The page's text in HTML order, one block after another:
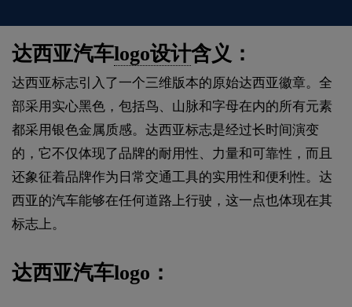
达西亚汽车logo设计含义：
达西亚标志引入了一个三维版本的原始达西亚徽章。全
部采用实心黑色，包括鸟、山脉和字母在内的所有元素
都采用银色金属质感。达西亚标志是经过长时间演变
的，它不仅体现了品牌的耐用性、力量和可靠性，而且
还象征着品牌作为日常交通工具的实用性和便利性。达
西亚的汽车能够在任何道路上行驶，这一点也体现在其
标志上。
达西亚汽车logo：